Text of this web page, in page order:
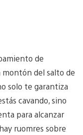
de
del salto de
solo te garantiza
cavando, sino
para alcanzar
ruomres sobre